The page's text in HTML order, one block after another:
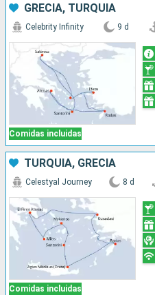
GRECIA, TURQUÍA
Comidas incluidas
Celebrity Infinity 9 d
TURQUÍA, GRECIA
Comidas incluidas
Celestyal Journey 8 d